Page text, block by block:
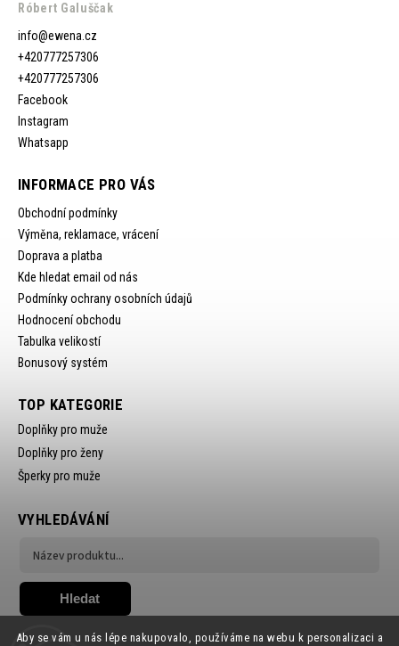
Aby se vám u nás lépe nakupovalo, používáme na webu k personalizaci a
Róbert Galuščak
info@ewena.cz
+420777257306
+420777257306
Facebook
Instagram
Whatsapp
INFORMACE PRO VÁS
Obchodní podmínky
Výměna, reklamace, vrácení
Doprava a platba
Kde hledat email od nás
Podmínky ochrany osobních údajů
Hodnocení obchodu
Tabulka velikostí
Bonusový systém
TOP KATEGORIE
Doplňky pro muže
Doplňky pro ženy
Šperky pro muže
VYHLEDÁVÁNÍ
Hledat